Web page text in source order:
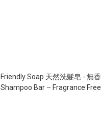
Friendly Soap 天然洗髮皂 - 無香味
Shampoo Bar – Fragrance Free